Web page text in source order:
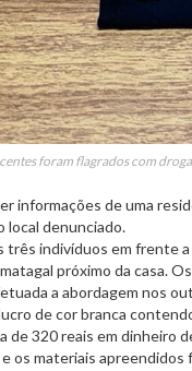
foram flagrados com
informações de uma
local denunciado.
indivíduos em frente
próximo da casa.
a abordagem nos
de cor branca
de 320 reais em dinheiro
os materiais